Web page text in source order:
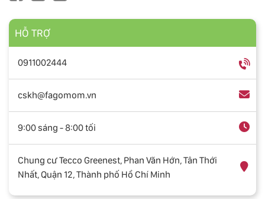
HỖ TRỢ
0911002444
cskh@fagomom.vn
9:00 sáng - 8:00 tối
Chung cư Tecco Greenest, Phan Văn Hớn, Tân Thới
Nhất, Quận 12, Thành phố Hồ Chí Minh